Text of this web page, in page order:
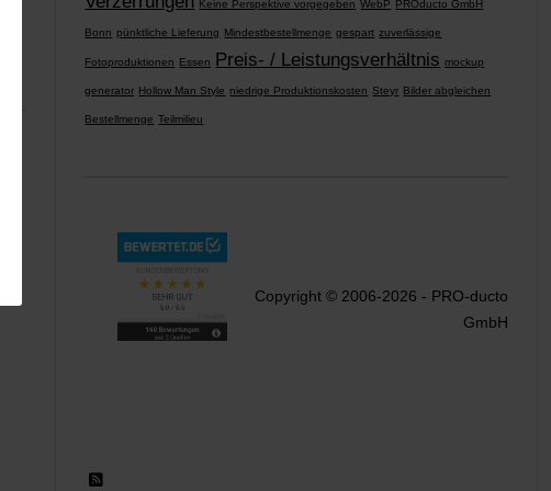
Keine Perspektive vorgegeben WebP PROducto GmbH
Bonn pünktliche Lieferung Mindestbestellmenge gespart zuverlässige
Fotoproduktionen Essen Preis- / Leistungsverhältnis mockup
generator Hollow Man Style niedrige Produktionskosten Steyr Bilder abgleichen
Bestellmenge Teilmilieu
Copyright © 2006-2026 - PRO-ducto
GmbH